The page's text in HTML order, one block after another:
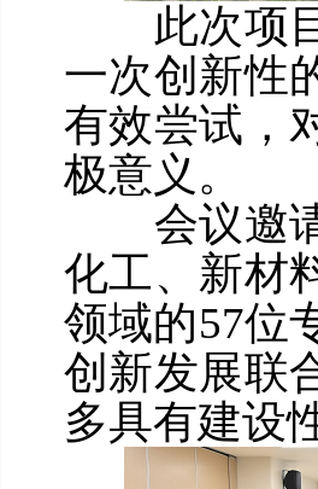
此次项目
一次创新性
有效尝试，
极意义。
会议邀请
化工、新材
领域的57位
创新发展联
多具有建设